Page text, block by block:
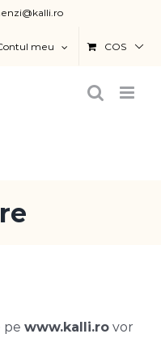
meu COS
pe www.kalli.rovor